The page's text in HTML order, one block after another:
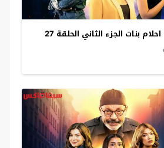
بنات الجزء الثاني الحلقة 27